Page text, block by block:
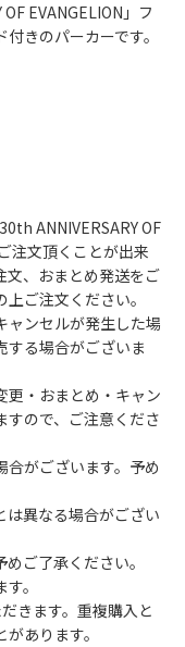
EVANGELION」フ
きのパーカーです。
ANNIVERSARY OF
注文頂くことが出来
文、おまとめ発送をご
ご注文ください。
ンセルが発生した場
する場合がございま
・おまとめ・キャン
すので、ご注意くださ
がございます。予め
異なる場合がござい
ご了承ください。
。
きます。重複購入と
あります。